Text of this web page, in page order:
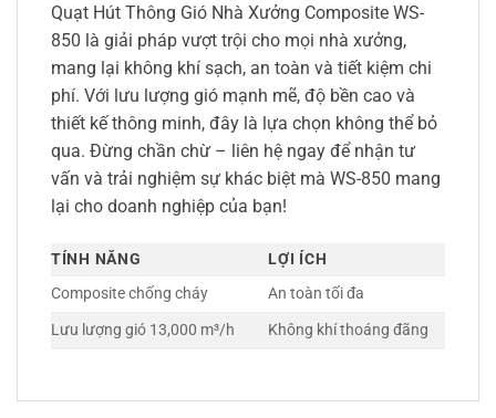
Quạt Hút Thông Gió Nhà Xưởng Composite WS-
850 là giải pháp vượt trội cho mọi nhà xưởng,
mang lại không khí sạch, an toàn và tiết kiệm chi
phí. Với lưu lượng gió mạnh mẽ, độ bền cao và
thiết kế thông minh, đây là lựa chọn không thể bỏ
qua. Đừng chần chừ – liên hệ ngay để nhận tư
vấn và trải nghiệm sự khác biệt mà WS-850 mang
lại cho doanh nghiệp của bạn!
TÍNH NĂNG
LỢI ÍCH
Composite chống cháy
An toàn tối đa
Lưu lượng gió 13,000 m³/h
Không khí thoáng đãng